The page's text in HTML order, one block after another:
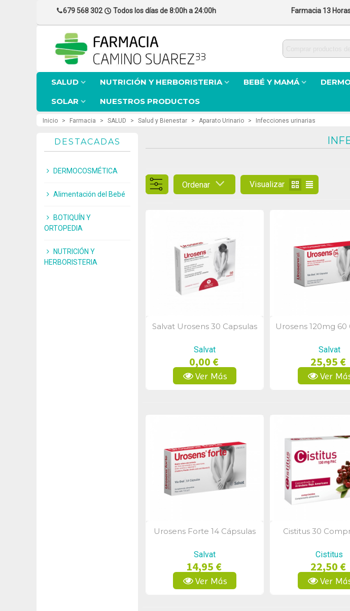
679 568 302 Todos los días de 8:00h a 24:00h Farmacia 13
SALUD NUTRICIÓN Y HERBORISTERIA BEBÉ Y MAMÁ
SOLAR
NUESTROS PRODUCTOS
Inicio > Farmacia > SALUD > Salud y Bienestar > Aparato Urinario > Infecciones urinarias
DESTACADAS
DERMOCOSMÉTICA
Alimentación del Bebé
BOTIQUÍN Y
ORTOPEDIA
NUTRICIÓN Y
HERBORISTERIA
Ordenar Visualizar
Vista Rápida
Salvat Urosens 30 Capsulas
Salvat
0,00 €
Ver Más
Vista
Urosens 120mg 60
Salvat
25,95 €
Ver
Vista Rápida
Urosens Forte 14 Cápsulas
Salvat
14,95 €
Ver Más
Vista
Cistitus 30
Cistitus
22,50 €
Ver